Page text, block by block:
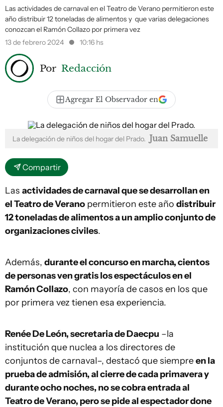
Las actividades de carnaval en el Teatro de Verano permitieron este
año distribuir 12 toneladas de alimentos y que varias delegaciones
conozcan el Ramón Collazo por primera vez
13 de febrero 2024
10:16 hs
Por Redacción
Agregar El Observador en
La delegación de niños del hogar del Prado. Juan Samuelle
Compartir
Las actividades de carnaval que se desarrollan en
el Teatro de Verano permitieron este año distribuir
12 toneladas de alimentos a un amplio conjunto de
organizaciones civiles.
Además, durante el concurso en marcha, cientos
de personas ven gratis los espectáculos en el
Ramón Collazo, con mayoría de casos en los que
por primera vez tienen esa experiencia.
Renée De León, secretaria de Daecpu –la
institución que nuclea a los directores de
conjuntos de carnaval–, destacó que siempreen la
prueba de admisión, al cierre de cada primavera y
durante ocho noches, no se cobra entrada al
Teatro de Verano, pero se pide al espectador done